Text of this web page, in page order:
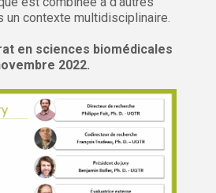
un contexte multidisciplinaire.
en sciences biomédicales
2022.